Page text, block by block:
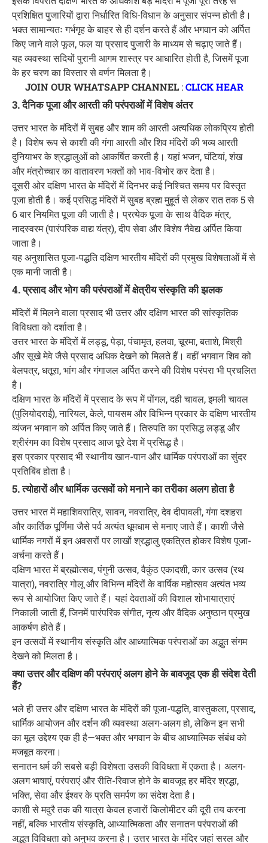
प्रशिक्षित पुजारियों द्वारा निर्धारित विधि-विधान के अनुसार संपन्न होती है।
भक्त सामान्यतः गर्भगृह के बाहर से ही दर्शन करते हैं और भगवान को अर्पित
किए जाने वाले फूल, फल या प्रसाद पुजारी के माध्यम से चढ़ाए जाते हैं।
यह व्यवस्था सदियों पुरानी आगम शास्त्र पर आधारित होती है, जिसमें पूजा
के हर चरण का विस्तार से वर्णन मिलता है।
JOIN OUR WHATSAPP CHANNEL:CLICK HEAR
3. दैनिक पूजा और आरती की परंपराओं में विशेष अंतर
उत्तर भारत के मंदिरों में सुबह और शाम की आरती अत्यधिक लोकप्रिय होती
है। विशेष रूप से काशी की गंगा आरती और शिव मंदिरों की भव्य आरती
दुनियाभर के श्रद्धालुओं को आकर्षित करती है। यहां भजन, घंटियां, शंख
और मंत्रोच्चार का वातावरण भक्तों को भाव-विभोर कर देता है।
दूसरी ओर दक्षिण भारत के मंदिरों में दिनभर कई निश्चित समय पर विस्तृत
पूजा होती है। कई प्रसिद्ध मंदिरों में सुबह ब्रह्म मुहूर्त से लेकर रात तक 5 से
6 बार नियमित पूजा की जाती है। प्रत्येक पूजा के साथ वैदिक मंत्र,
नादस्वरम (पारंपरिक वाद्य यंत्र), दीप सेवा और विशेष नैवेद्य अर्पित किया
जाता है।
यह अनुशासित पूजा-पद्धति दक्षिण भारतीय मंदिरों की प्रमुख विशेषताओं में से
एक मानी जाती है।
4. प्रसाद और भोग की परंपराओं में क्षेत्रीय संस्कृति की झलक
मंदिरों में मिलने वाला प्रसाद भी उत्तर और दक्षिण भारत की सांस्कृतिक
विविधता को दर्शाता है।
उत्तर भारत के मंदिरों में लड्डू, पेड़ा, पंचामृत, हलवा, चूरमा, बताशे, मिश्री
और सूखे मेवे जैसे प्रसाद अधिक देखने को मिलते हैं। वहीं भगवान शिव को
बेलपत्र, धतूरा, भांग और गंगाजल अर्पित करने की विशेष परंपरा भी प्रचलित
है।
दक्षिण भारत के मंदिरों में प्रसाद के रूप में पोंगल, दही चावल, इमली चावल
(पुलियोदराई), नारियल, केले, पायसम और विभिन्न प्रकार के दक्षिण भारतीय
व्यंजन भगवान को अर्पित किए जाते हैं। तिरुपति का प्रसिद्ध लड्डू और
श्रीरंगम का विशेष प्रसाद आज पूरे देश में प्रसिद्ध है।
इस प्रकार प्रसाद भी स्थानीय खान-पान और धार्मिक परंपराओं का सुंदर
प्रतिबिंब होता है।
5. त्योहारों और धार्मिक उत्सवों को मनाने का तरीका अलग होता है
उत्तर भारत में महाशिवरात्रि, सावन, नवरात्रि, देव दीपावली, गंगा दशहरा
और कार्तिक पूर्णिमा जैसे पर्व अत्यंत धूमधाम से मनाए जाते हैं। काशी जैसे
धार्मिक नगरों में इन अवसरों पर लाखों श्रद्धालु एकत्रित होकर विशेष पूजा-
अर्चना करते हैं।
दक्षिण भारत में ब्रह्मोत्सव, पंगुनी उत्सव, वैकुंठ एकादशी, कार उत्सव (रथ
यात्रा), नवरात्रि गोलू और विभिन्न मंदिरों के वार्षिक महोत्सव अत्यंत भव्य
रूप से आयोजित किए जाते हैं। यहां देवताओं की विशाल शोभायात्राएं
निकाली जाती हैं, जिनमें पारंपरिक संगीत, नृत्य और वैदिक अनुष्ठान प्रमुख
आकर्षण होते हैं।
इन उत्सवों में स्थानीय संस्कृति और आध्यात्मिक परंपराओं का अद्भुत संगम
देखने को मिलता है।
क्या उत्तर और दक्षिण की परंपराएं अलग होने के बावजूद एक ही संदेश देती
हैं?
भले ही उत्तर और दक्षिण भारत के मंदिरों की पूजा-पद्धति, वास्तुकला, प्रसाद,
धार्मिक आयोजन और दर्शन की व्यवस्था अलग-अलग हो, लेकिन इन सभी
का मूल उद्देश्य एक ही है—भक्त और भगवान के बीच आध्यात्मिक संबंध को
मजबूत करना।
सनातन धर्म की सबसे बड़ी विशेषता उसकी विविधता में एकता है। अलग-
अलग भाषाएं, परंपराएं और रीति-रिवाज होने के बावजूद हर मंदिर श्रद्धा,
भक्ति, सेवा और ईश्वर के प्रति समर्पण का संदेश देता है।
काशी से मदुरै तक की यात्रा केवल हजारों किलोमीटर की दूरी तय करना
नहीं, बल्कि भारतीय संस्कृति, आध्यात्मिकता और सनातन परंपराओं की
अद्भुत विविधता को अनुभव करना है। उत्तर भारत के मंदिर जहां सरल और